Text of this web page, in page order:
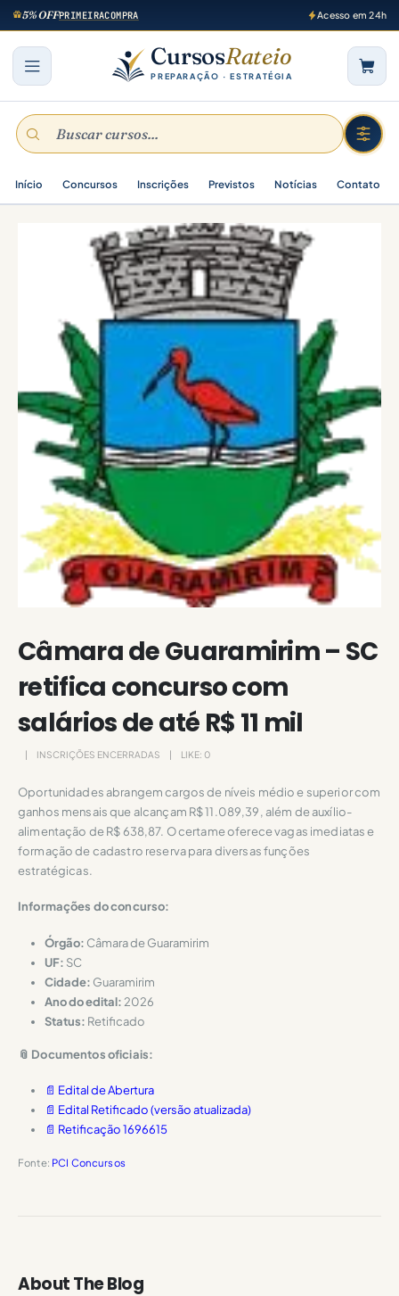
5% OFFPRIMEIRACOMPRA Acesso em 24h
CursosRateio
PREPARAÇÃO · ESTRATÉGIA
Início Concursos Inscrições Previstos Notícias Contato
Câmara de Guaramirim – SC
retifica concurso com
salários de até R$ 11 mil
INSCRIÇÕES ENCERRADAS LIKE: 0
Oportunidades abrangem cargos de níveis médio e superior com
ganhos mensais que alcançam R$ 11.089,39, além de auxílio-
alimentação de R$ 638,87. O certame oferece vagas imediatas e
formação de cadastro reserva para diversas funções
estratégicas.
Informações do concurso:
Órgão: Câmara de Guaramirim
UF: SC
Cidade: Guaramirim
Ano do edital: 2026
Status: Retificado
📎 Documentos oficiais:
📄 Edital de Abertura
📄 Edital Retificado (versão atualizada)
📄 Retificação 1696615
Fonte: PCI Concursos
About The Blog